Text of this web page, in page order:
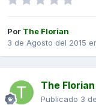
Por The Florian
3 de Agosto del 2015
The Florian
Publicado 3